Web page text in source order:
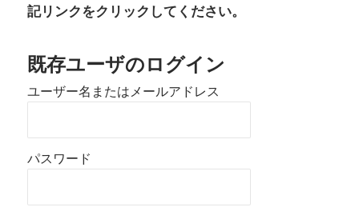
記リンクをクリックしてください。
既存ユーザのログイン
ユーザー名またはメールアドレス
パスワード